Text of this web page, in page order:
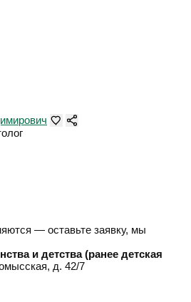
— оставьте заявку, мы
и детства (ранее детская
д. 42/7